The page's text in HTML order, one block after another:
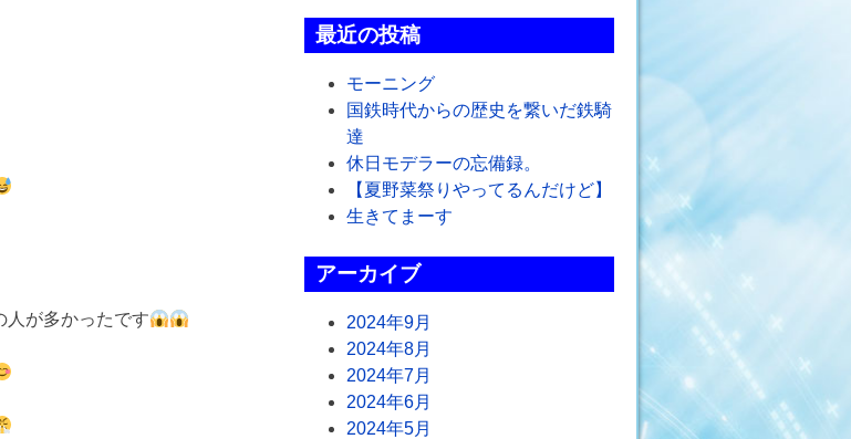
人が多かったです
最近の投稿
モーニング
国鉄時代からの歴史を繋いだ鉄騎
達
休日モデラーの忘備録。
【夏野菜祭りやってるんだけど】
生きてまーす
アーカイブ
2024年9月
2024年8月
2024年7月
2024年6月
2024年5月